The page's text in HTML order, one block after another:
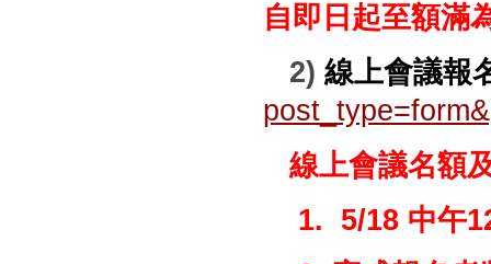
自即日起至額滿
2) 線上會議報
線上會議名額
1.
5/18 中午